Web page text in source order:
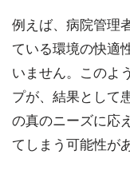
例えば、病院管理
ている環境の快適
いません。このよ
プが、結果として
の真のニーズに応
てしまう可能性が